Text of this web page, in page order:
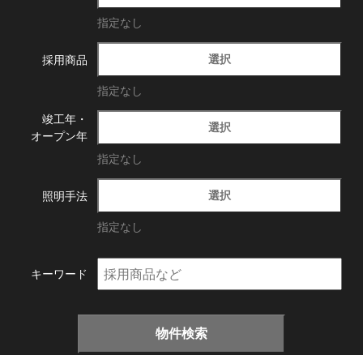
指定なし
採用商品 選択
指定なし
竣工年・
オープン年
選択
指定なし
照明手法 選択
指定なし
キーワード
物件検索